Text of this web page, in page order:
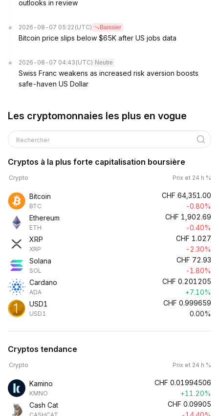
outlooks in review
2026-08-07 05:22 (UTC) Baissier
Bitcoin price slips below $65K after US jobs data
2026-08-07 04:43 (UTC) Neutre
Swiss Franc weakens as increased risk aversion boosts
safe-haven US Dollar
Les cryptomonnaies les plus en vogue
Rechercher
Cryptos à la plus forte capitalisation boursière
Crypto Prix et 24 h %
Bitcoin
BTC
CHF 64,351.00
-0.80%
Ethereum
ETH
CHF 1,902.69
-0.40%
XRP
XRP
CHF 1.027
-2.30%
Solana
SOL
CHF 72.93
-1.80%
Cardano
ADA
CHF 0.201205
+7.10%
USD1
USD1
CHF 0.999659
0.00%
Cryptos tendance
Crypto Prix et 24 h %
Kamino
KMNO
CHF 0.01994506
+11.20%
Cash Cat
CHF 0.09905